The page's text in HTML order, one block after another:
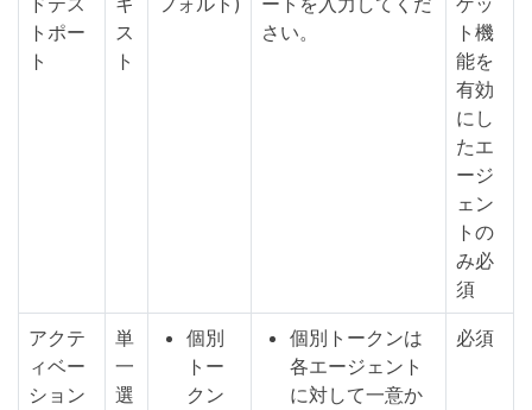
トポー
ト
ス
ト
さい。
ト機
能を
有効
にし
たエ
ージ
ェン
トの
み必
須
アクテ
ィベー
ション
単
一
選
個別
トー
クン
個別トークンは
各エージェント
に対して一意か
必須